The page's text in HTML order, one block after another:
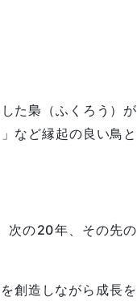
た梟（ふくろう）が
など縁起の良い鳥と
次の20年、その先の
創造しながら成長を